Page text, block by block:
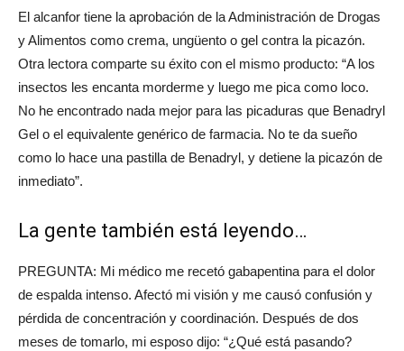
El alcanfor tiene la aprobación de la Administración de Drogas
y Alimentos como crema, ungüento o gel contra la picazón.
Otra lectora comparte su éxito con el mismo producto: “A los
insectos les encanta morderme y luego me pica como loco.
No he encontrado nada mejor para las picaduras que Benadryl
Gel o el equivalente genérico de farmacia. No te da sueño
como lo hace una pastilla de Benadryl, y detiene la picazón de
inmediato”.
La gente también está leyendo…
PREGUNTA: Mi médico me recetó gabapentina para el dolor
de espalda intenso. Afectó mi visión y me causó confusión y
pérdida de concentración y coordinación. Después de dos
meses de tomarlo, mi esposo dijo: “¿Qué está pasando?